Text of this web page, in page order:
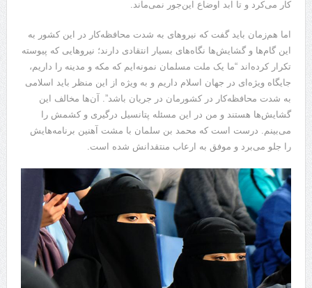
کار می‌کرد و تا ابد اوضاع این‌جور نمی‌ماند.
اما هم‌زمان باید گفت که نیرو‌های به شدت محافظه‌کار در این کشور به
این گام‌ها و گشایش‌ها نگاه‌های بسیار انتقادی دارند؛ نیرو‌هایی که پیوسته
تکرار کرده‌اند “ما یک ملت مسلمان نمونه‌ایم که مکه و مدینه را داریم،
جایگاه ویژه‌ای در جهان اسلام داریم و به ویژه از این منظر باید اسلامی
به شدت محافظه‌کار در کشورمان در جریان باشد”. آن‌ها مخالف این
گشایش‌ها هستند و من در این مسئله پتانسیل درگیری و کشمش را
می‌بینم. درست است که محمد بن سلمان با مشت آهنین برنامه‌هایش
را جلو می‌برد و موفق به ارعاب منتقدانش شده است.